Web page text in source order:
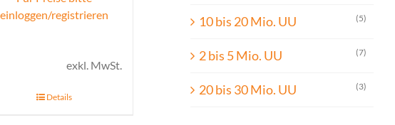
einloggen/registrieren
exkl. MwSt.
Details
10 bis 20 Mio. UU (5)
2 bis 5 Mio. UU (7)
20 bis 30 Mio. UU (3)